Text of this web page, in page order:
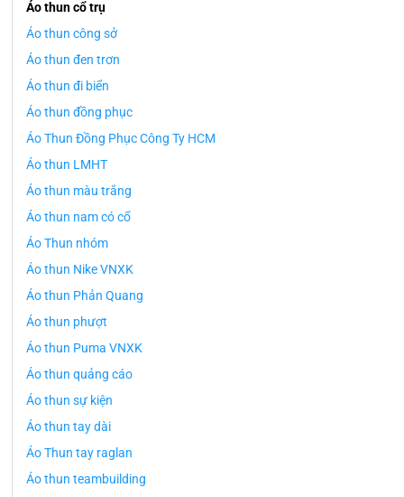
Áo thun cổ trụ
Áo thun công sở
Áo thun đen trơn
Áo thun đi biển
Áo thun đồng phục
Áo Thun Đồng Phục Công Ty HCM
Áo thun LMHT
Áo thun màu trắng
Áo thun nam có cổ
Áo Thun nhóm
Áo thun Nike VNXK
Áo thun Phản Quang
Áo thun phượt
Áo thun Puma VNXK
Áo thun quảng cáo
Áo thun sự kiện
Áo thun tay dài
Áo Thun tay raglan
Áo thun teambuilding